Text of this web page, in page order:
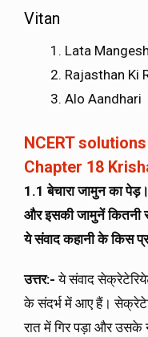
Vitan
Lata
Rajasthan Ki
Alo Aandhari
NCERT
Chapter 18
1.1 बेचारा जामुन का
और इसकी जामुनें कितनी
ये संवाद कहानी के किस
उत्तर:- ये संवाद
के संदर्भ में आए हैं।
रात में गिर पड़ा और उसके